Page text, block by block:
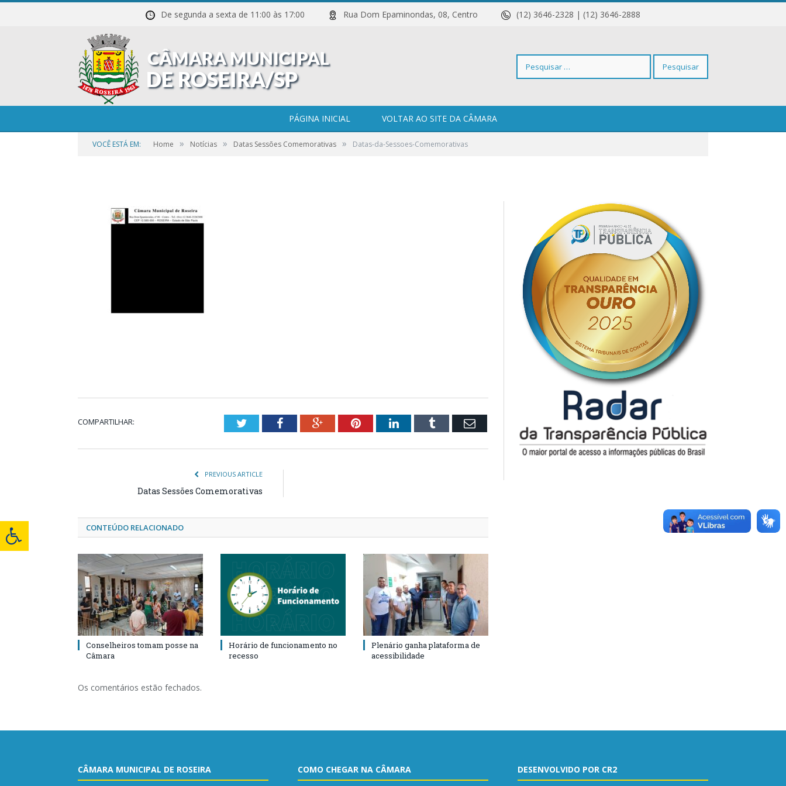
De segunda a sexta de 11:00 às 17:00 Rua Dom Epaminondas, 08, Centro (12) 3646-2328 | (12) 3646-2888
Pesquisar
PÁGINA INICIAL VOLTAR AO SITE DA CÂMARA
VOCÊ ESTÁ EM: Home » Notícias » Datas Sessões Comemorativas » Datas-da-Sessoes-Comemorativas
Datas-da-Sessoes-Comemorativas
COMPARTILHAR: TwitterFacebookGoogle+PinterestLinkedInTumblr Email
PREVIOUS ARTICLE
Datas Sessões Comemorativas
CONTEÚDO RELACIONADO
Conselheiros tomam posse na
Câmara
Horário de funcionamento no
recesso
Plenário ganha plataforma de
acessibilidade
Os comentários estão fechados.
CÂMARA MUNICIPAL DE ROSEIRA COMO CHEGAR NA CÂMARA DESENVOLVIDO POR CR2